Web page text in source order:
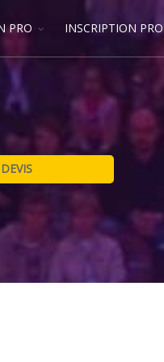
PRO INSCRIPTION PRO